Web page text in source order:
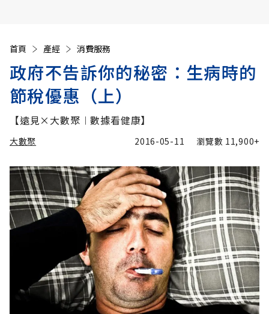
首頁 產經 消費服務
政府不告訴你的秘密：生病時的
節稅優惠（上）
【遠見×大數聚︱數據看健康】
大數聚 2016-05-11 瀏覽數 11,900+